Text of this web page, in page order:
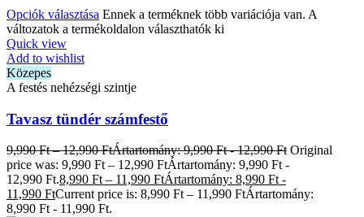
Opciók választása Ennek a terméknek több variációja van. A
változatok a termékoldalon választhatók ki
Quick view
Add to wishlist
Közepes
A festés nehézségi szintje
Tavasz tündér számfestő
9,990Ft – 12,990FtÁrtartomány: 9,990 Ft - 12,990 Ft Original
price was: 9,990 Ft – 12,990 FtÁrtartomány: 9,990 Ft -
12,990 Ft.8,990 Ft – 11,990 FtÁrtartomány: 8,990 Ft -
11,990 FtCurrent price is: 8,990 Ft – 11,990 FtÁrtartomány:
8,990 Ft - 11,990 Ft.